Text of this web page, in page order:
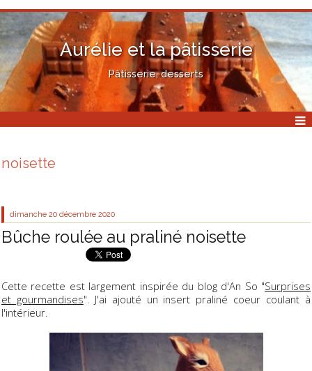
Aurélie et la pâtisserie
Pâtisserie, desserts
noisette
dimanche 20 décembre 2020
Bûche roulée au praliné noisette
Cette recette est largement inspirée du blog d'An So "Surprises
et gourmandises". J'ai ajouté un insert praliné coeur coulant à
l'intérieur.